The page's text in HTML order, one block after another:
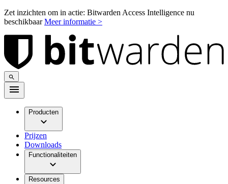
Zet inzichten om in actie: Bitwarden Access Intelligence nu
beschikbaarMeer informatie >
Producten
Prijzen
Downloads
Functionaliteiten
Resources